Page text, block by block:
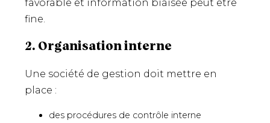
favorable et information biaisée peut être
fine.
2. Organisation interne
Une société de gestion doit mettre en
place :
des procédures de contrôle interne